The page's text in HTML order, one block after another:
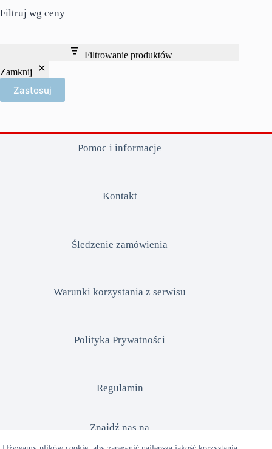
Filtruj wg ceny
Filtrowanie produktów
Zamknij
Zastosuj
Pomoc i informacje
Kontakt
Śledzenie zamówienia
Warunki korzystania z serwisu
Polityka Prywatności
Regulamin
Znajdź nas na